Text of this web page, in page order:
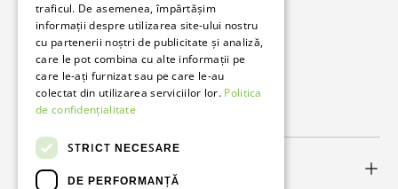
Bunzl Romania
Soluții complete pentru afacerea ta.
FacebookLinkedIn
Link-uri utile
traficul. De asemenea, împărtășim
informații despre utilizarea site-ului nostru
cu partenerii noștri de publicitate și analiză,
care le pot combina cu alte informații pe
care le-ați furnizat sau pe care le-au
colectat din utilizarea serviciilor lor. Politica
de confidențialitate
STRICT NECESARE
DE PERFORMANȚĂ